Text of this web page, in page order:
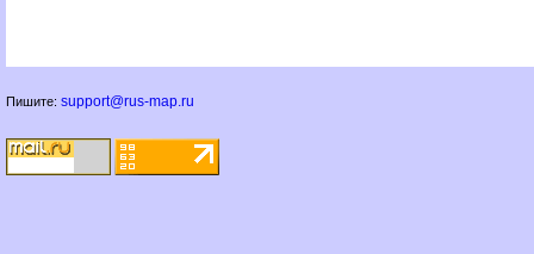
Пишите: support@rus-map.ru